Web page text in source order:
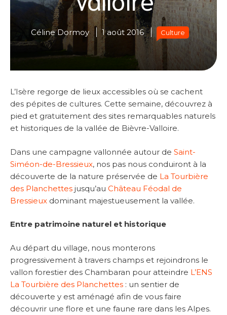
Céline Dormoy 1 août 2016 Culture
L’Isère regorge de lieux accessibles où se cachent
des pépites de cultures. Cette semaine, découvrez à
pied et gratuitement des sites remarquables naturels
et historiques de la vallée de Bièvre-Valloire.
Dans une campagne vallonnée autour de Saint-
Siméon-de-Bressieux, nos pas nous conduiront à la
découverte de la nature préservée de La Tourbière
des Planchettes jusqu’au Château Féodal de
Bressieux dominant majestueusement la vallée.
Entre patrimoine naturel et historique
Au départ du village, nous monterons
progressivement à travers champs et rejoindrons le
vallon forestier des Chambaran pour atteindre L’ENS
La Tourbière des Planchettes : un sentier de
découverte y est aménagé afin de vous faire
découvrir une flore et une faune rare dans les Alpes.